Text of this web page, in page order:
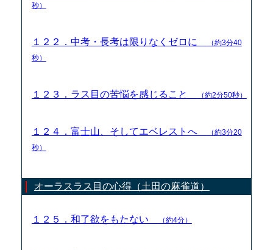
秒）
１２２．中考・長考は限りなくゼロに
（約3分40
秒）
１２３．ラス目の苦悩を感じること （約2分50秒）
１２４．富士山、そしてエベレストへ
（約3分20
秒）
オーラスラス目の心得（土田の麻雀道）
１２５．和了欲をもたない （約4分）